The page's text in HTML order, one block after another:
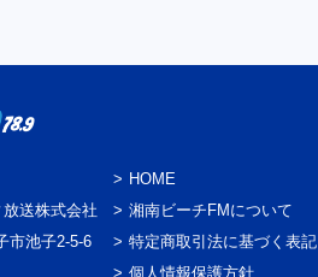
送株式会社
市池子2-5-6
HOME
湘南ビーチFMについて
特定商取引法に基づく表記
個人情報保護方針